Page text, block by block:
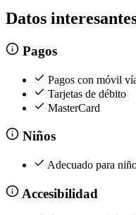
Datos
Pagos
Pagos con móvil
Tarjetas de débito
MasterCard
Niños
Adecuado para
Accesibilidad